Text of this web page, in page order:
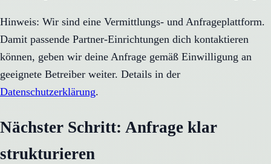
Hinweis: Wir sind eine Vermittlungs- und Anfrageplattform.
Damit passende Partner-Einrichtungen dich kontaktieren
können, geben wir deine Anfrage gemäß Einwilligung an
geeignete Betreiber weiter. Details in der
Datenschutzerklärung.
Nächster Schritt: Anfrage klar
strukturieren